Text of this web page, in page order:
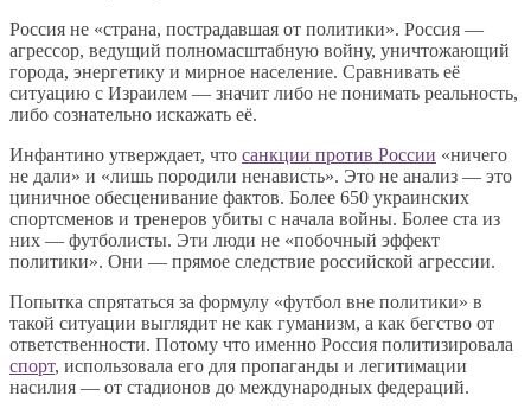
Россия не «страна, пострадавшая от политики». Россия —
агрессор, ведущий полномасштабную войну, уничтожающий
города, энергетику и мирное население. Сравнивать её
ситуацию с Израилем — значит либо не понимать реальность,
либо сознательно искажать её.
Инфантино утверждает, что санкции против России «ничего
не дали» и «лишь породили ненависть». Это не анализ — это
циничное обесценивание фактов. Более 650 украинских
спортсменов и тренеров убиты с начала войны. Более ста из
них — футболисты. Эти люди не «побочный эффект
политики». Они — прямое следствие российской агрессии.
Попытка спрятаться за формулу «футбол вне политики» в
такой ситуации выглядит не как гуманизм, а как бегство от
ответственности. Потому что именно Россия политизировала
спорт, использовала его для пропаганды и легитимации
насилия — от стадионов до международных федераций.